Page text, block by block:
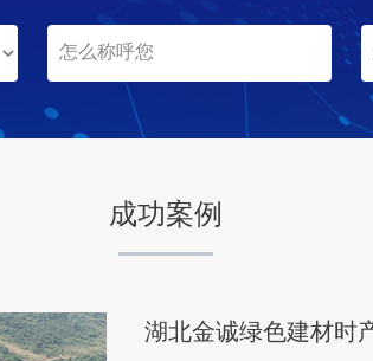
成功案例
项目业主
咨询该项目执行经理
湖北金诚绿色建材时